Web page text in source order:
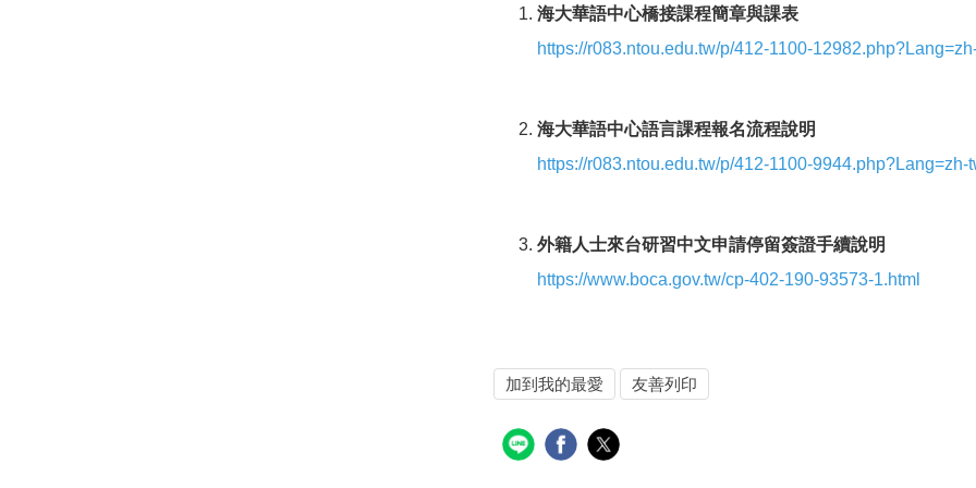
海大華語中心橋接課程簡章與課表
https://r083.ntou.edu.tw/p/412-1100-
海大華語中心語言課程報名流程說明
https://r083.ntou.edu.tw/p/412-1100-9944.php?Lang=zh-
外籍人士來台研習中文申請停留簽證手續說明
https://www.boca.gov.tw/cp-402-190-93573-1.html
加到我的最愛 友善列印